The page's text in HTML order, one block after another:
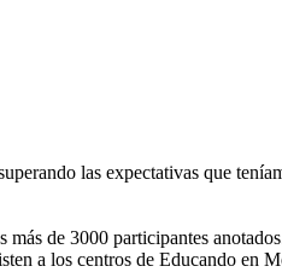
las expectativas que
de 3000 participantes
a los centros de Educando en